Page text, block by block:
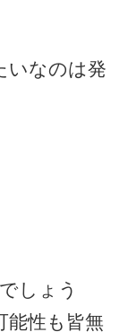
いなのは発
しょう
能性も皆無